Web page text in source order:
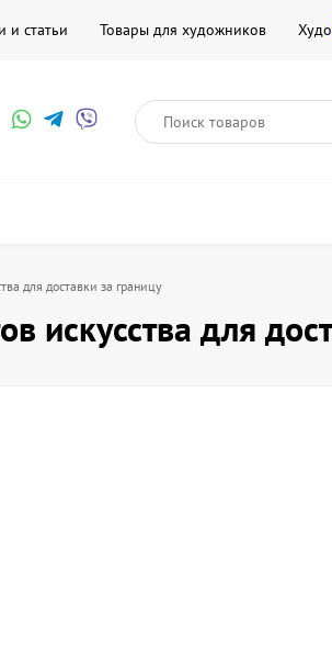
и статьи Товары для художников
для доставки за границу
искусства для